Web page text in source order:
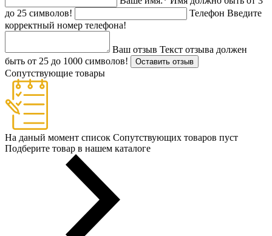
до 25 символов!
Телефон Введите
корректный номер телефона!
Ваш отзыв Текст отзыва должен
быть от 25 до 1000 символов!
Оставить отзыв
Сопутствующие товары
На даный момент список Сопутствующих товаров пуст
Подберите товар в нашем каталоге